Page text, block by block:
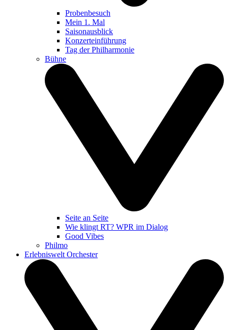
Probenbesuch
Mein 1. Mal
Saisonausblick
Konzerteinführung
Tag der Philharmonie
Bühne
Seite an Seite
Wie klingt RT? WPR im Dialog
Good Vibes
Philmo
Erlebniswelt Orchester